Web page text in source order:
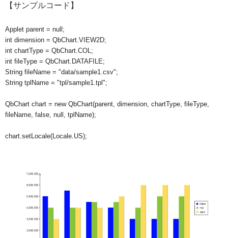
【サンプルコード】
Applet parent = null;
int dimension = QbChart.VIEW2D;
int chartType = QbChart.COL;
int fileType = QbChart.DATAFILE;
String fileName = "data/sample1.csv";
String tplName = "tpl/sample1.tpl";
QbChart chart = new QbChart(parent, dimension, chartType, fileType,
fileName, false, null, tplName);
chart.setLocale(Locale.US);